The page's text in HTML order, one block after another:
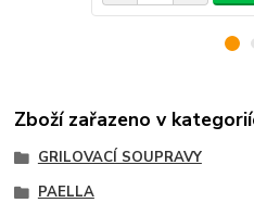
Zboží zařazeno v
GRILOVACÍ SOUPRAVY
PAELLA